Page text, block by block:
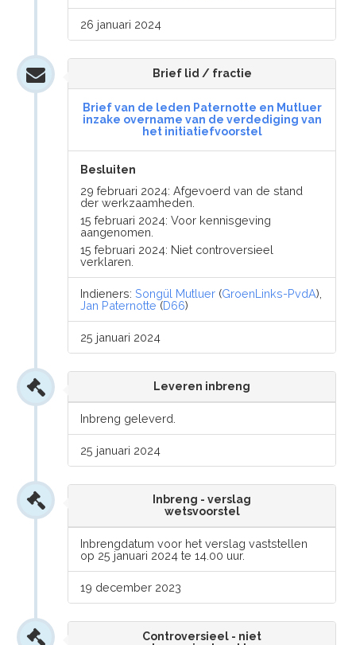
26 januari 2024
Brief lid / fractie
Brief van de leden Paternotte en Mutluer
inzake overname van de verdediging van
het initiatiefvoorstel
Besluiten
29 februari 2024: Afgevoerd van de stand
der werkzaamheden.
15 februari 2024: Voor kennisgeving
aangenomen.
15 februari 2024: Niet controversieel
verklaren.
Indieners:Songül Mutluer (GroenLinks-PvdA),
Jan Paternotte (D66)
25 januari 2024
Leveren inbreng
Inbreng geleverd.
25 januari 2024
Inbreng - verslag
wetsvoorstel
Inbrengdatum voor het verslag vaststellen
op 25 januari 2024 te 14.00 uur.
19 december 2023
Controversieel - niet